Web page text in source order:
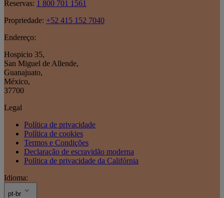
Reservas: 1 800 701 1561
Propriedade: +52 415 152 7040
Endereço:
Hospicio 35,
San Miguel de Allende,
Guanajuato,
México,
37700
Legal
Política de privacidade
Política de cookies
Termos e Condições
Declaração de escravidão moderna
Política de privacidade da Califórnia
Idioma:
pt-br